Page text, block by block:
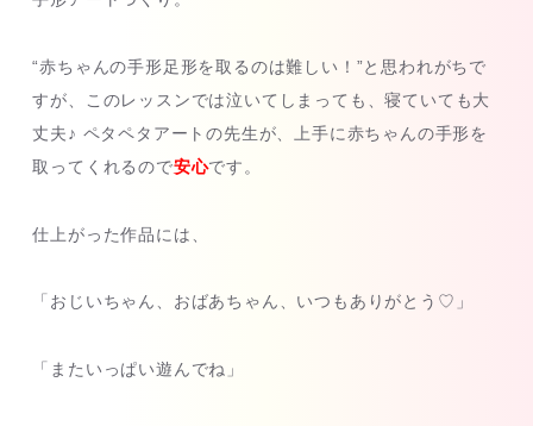
“赤ちゃんの手形足形を取るのは難しい！”と思われがちで
すが、このレッスンでは泣いてしまっても、寝ていても大
丈夫♪ ペタペタアートの先生が、上手に赤ちゃんの手形を
取ってくれるので安心です。
仕上がった作品には、
「おじいちゃん、おばあちゃん、いつもありがとう♡」
「またいっぱい遊んでね」